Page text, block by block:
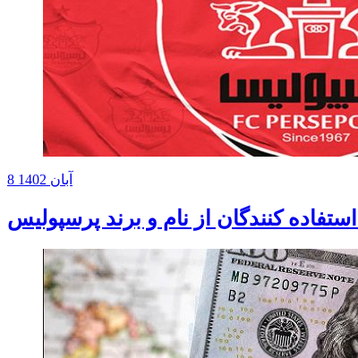
8 آبان 1402
کنندگان از نام و برند پرسپولیس